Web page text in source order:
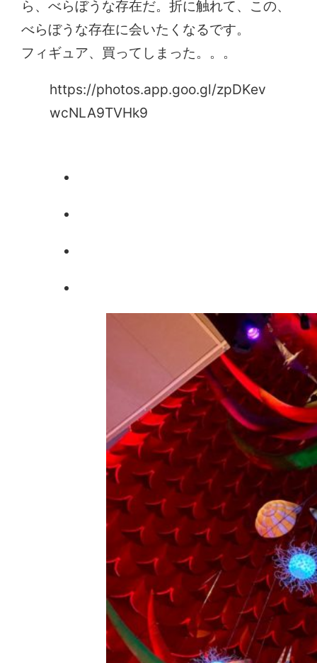
ら、べらぼうな存在だ。折に触れて、この、
べらぼうな存在に会いたくなるです。
フィギュア、買ってしまった。。。
https://photos.app.goo.gl/zpDKev
wcNLA9TVHk9